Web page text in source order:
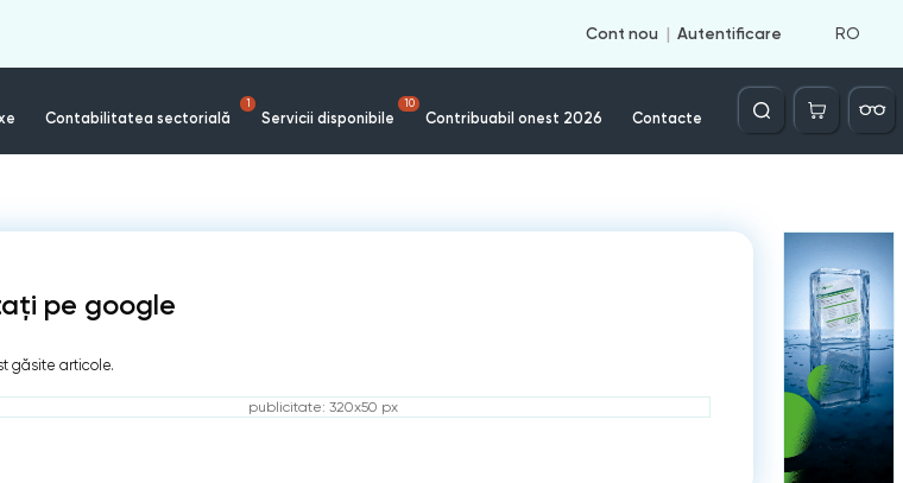
Cont nou Autentificare RO
Contabilitatea sectorială
1
Servicii disponibile
10
Contribuabil onest 2026 Contacte
Căutare
pe google
găsite articole.
publicitate: 320x50 px